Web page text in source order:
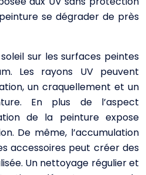
se dégrader de près
sur les surfaces peintes
Les rayons UV peuvent
un craquellement et un
En plus de l’aspect
de la peinture expose
De même, l’accumulation
accessoires peut créer des
Un nettoyage régulier et